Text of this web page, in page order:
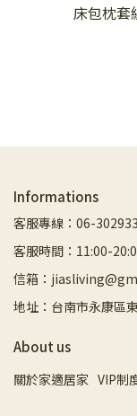
床包枕套
Informations
客服專線：06-
客服時間：11:00-
信箱：
地址：台南市永康區
About us
關於家適居家 VIP制